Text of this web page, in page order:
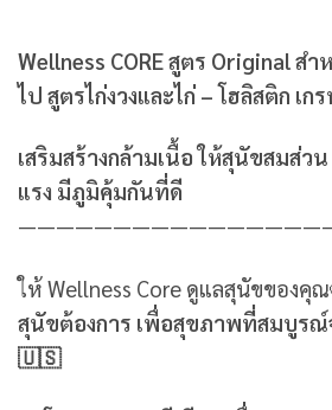
Wellness CORE สูตร Original ส
ไป สูตรไก่งวงและไก่ – โฮลิสติก เก
เสริมสร้างกล้ามเนื้อ ให้สุนัขสมส่ว
แรง มีภูมิคุ้มกันที่ดี
ให้ Wellness Core ดูแลสุนัขของคุ
สุนัขต้องการ เพื่อสุขภาพที่สมบูรณ์
🇺🇸